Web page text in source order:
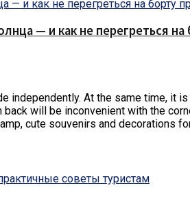
— и как не перегреться
independently. At the same time, it
will be inconvenient with the
cute souvenirs and decorations